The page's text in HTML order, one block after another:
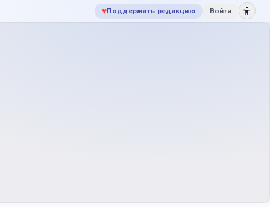
♥Поддержать редакцию Войти